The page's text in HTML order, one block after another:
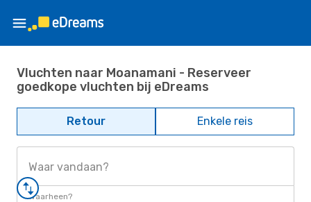
Vluchten naar Moanamani - Reserveer
goedkope vluchten bij eDreams
Retour Enkele reis
Waar vandaan?
Waarheen?